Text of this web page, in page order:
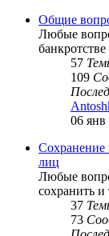
Общие
Любые
57
109
06 янв
Сохранение
лиц
Любые
сохранить и
37
73